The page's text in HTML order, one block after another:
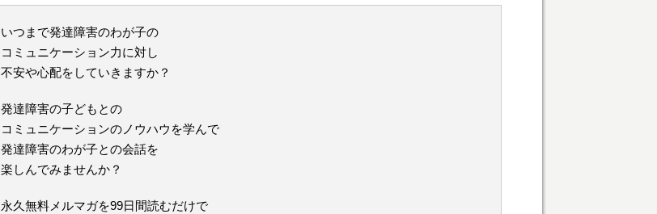
いつまで発達障害のわが子の
コミュニケーション力に対し
不安や心配をしていきますか？
発達障害の子どもとの
コミュニケーションのノウハウを学んで
発達障害のわが子との会話を
楽しんでみませんか？
永久無料メルマガを99日間読むだけで